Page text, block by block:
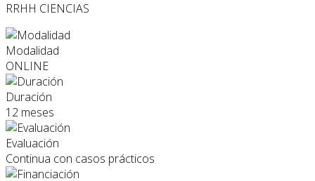
RRHH CIENCIAS
Modalidad
ONLINE
Duración
12 meses
Evaluación
Continua con casos prácticos